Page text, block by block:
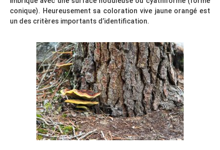
conique). Heureusement sa coloration vive jaune orangé est
un des critères importants d’identification.